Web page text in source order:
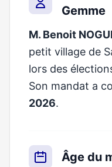
Gemme
M. Benoit
petit village de
lors des
Son mandat a
2026.
Âge du